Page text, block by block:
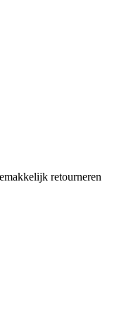
retourneren